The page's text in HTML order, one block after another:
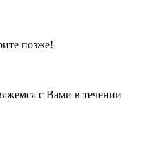
позже!
с Вами в течении